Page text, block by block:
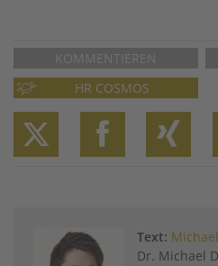
KOMMENTIEREN
HR COSMOS
Text:
Dr. Michael